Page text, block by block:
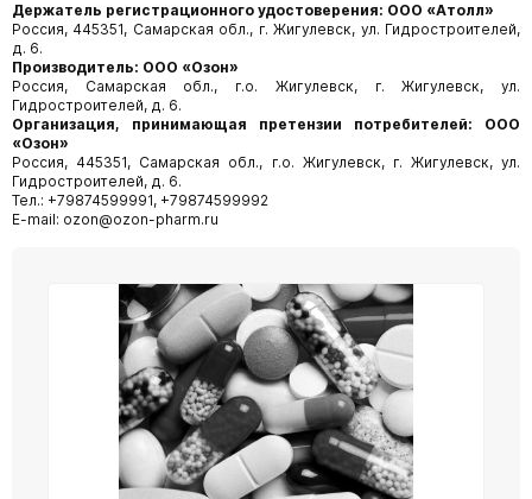
Держатель регистрационного удостоверения: ООО «Атолл»
Россия, 445351, Самарская обл., г. Жигулевск, ул. Гидростроителей,
д. 6.
Производитель: ООО «Озон»
Россия, Самарская обл., г.о. Жигулевск, г. Жигулевск, ул.
Гидростроителей, д. 6.
Организация, принимающая претензии потребителей: ООО
«Озон»
Россия, 445351, Самарская обл., г.о. Жигулевск, г. Жигулевск, ул.
Гидростроителей, д. 6.
Тел.: +79874599991, +79874599992
E-mail: ozon@ozon-pharm.ru